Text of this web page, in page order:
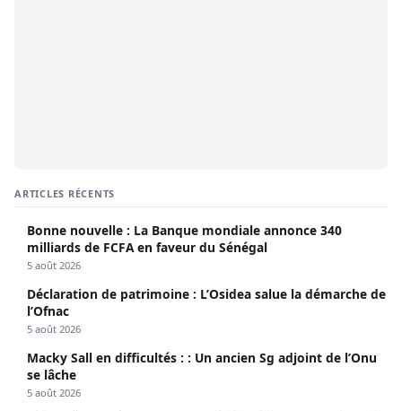
ARTICLES RÉCENTS
Bonne nouvelle : La Banque mondiale annonce 340
milliards de FCFA en faveur du Sénégal
5 août 2026
Déclaration de patrimoine : L’Osidea salue la démarche de
l’Ofnac
5 août 2026
Macky Sall en difficultés : : Un ancien Sg adjoint de l’Onu
se lâche
5 août 2026